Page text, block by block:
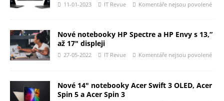
11-01-2023 IT Revue Komentáře nejsou povolené
Nové notebooky HP Spectre a HP Envy s 13,“
až 17″ displeji
27-05-2022 IT Revue Komentáře nejsou povolené
Nové 14″ notebooky Acer Swift 3 OLED, Acer
Spin 5 a Acer Spin 3